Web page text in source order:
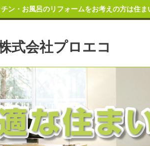
式会社プロエコ
ン・お風呂のリフォームをお考えの方は住ま